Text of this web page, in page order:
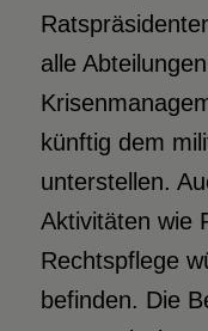
alle
künftig dem
unterstellen.
Aktivitäten wie
Rechtspflege
befinden. Die